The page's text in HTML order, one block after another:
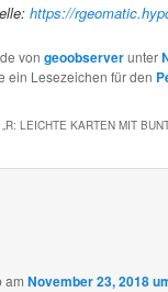
https://
vongeoobserverunter
ein Lesezeichen für den
R: LEICHTE KARTEN MIT
amNovember 23, 2018